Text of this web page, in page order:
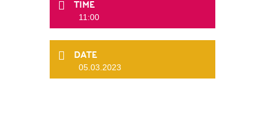
TIME
11:00
DATE
05.03.2023